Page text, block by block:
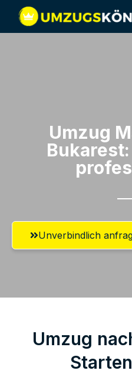
Umzug
Unverbindlich
Umzug